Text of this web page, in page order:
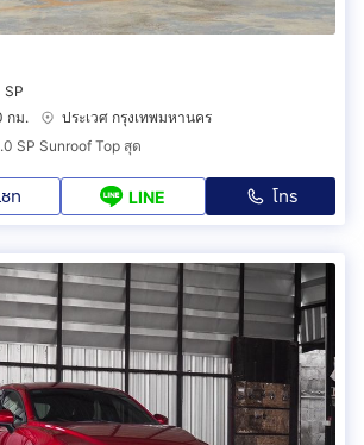
กม.
ประเวศ กรุงเทพมหานคร
SP Sunroof Top สุด
ท LINE โทร